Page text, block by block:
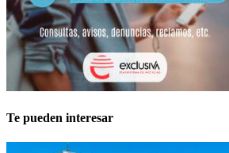
Te pueden interesar